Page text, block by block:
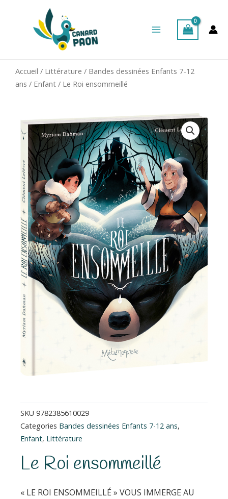
Menu
Accueil / Littérature / Bandes dessinées Enfants 7-12
ans / Enfant / Le Roi ensommeillé
SKU 9782385610029
Categories Bandes dessinées Enfants 7-12 ans,
Enfant, Littérature
Le Roi ensommeillé
« LE ROI ENSOMMEILLÉ » VOUS IMMERGE AU